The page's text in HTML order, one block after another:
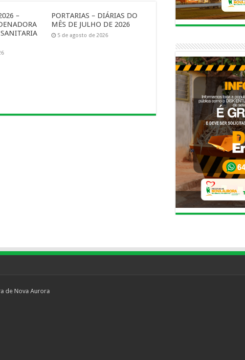
–
PORTARIAS – DIÁRIAS DO
MÊS DE JULHO DE 2026
5 de agosto de 2026
de Nova Aurora